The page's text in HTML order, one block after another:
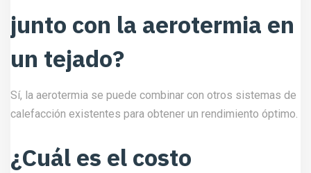
junto con la aerotermia en
un tejado?
Sí, la aerotermia se puede combinar con otros sistemas de
calefacción existentes para obtener un rendimiento óptimo.
¿Cuál es el costo